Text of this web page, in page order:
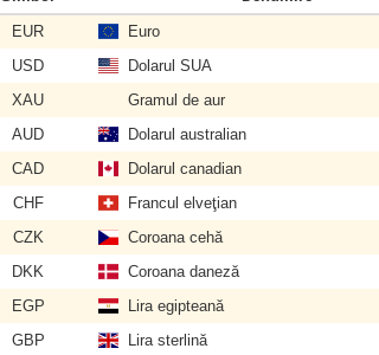
EUR
Euro
USD
Dolarul SUA
XAU
Gramul de aur
AUD
Dolarul australian
CAD
Dolarul canadian
CHF
Francul elveţian
CZK
Coroana cehă
DKK
Coroana daneză
EGP
Lira egipteană
GBP
Lira sterlină